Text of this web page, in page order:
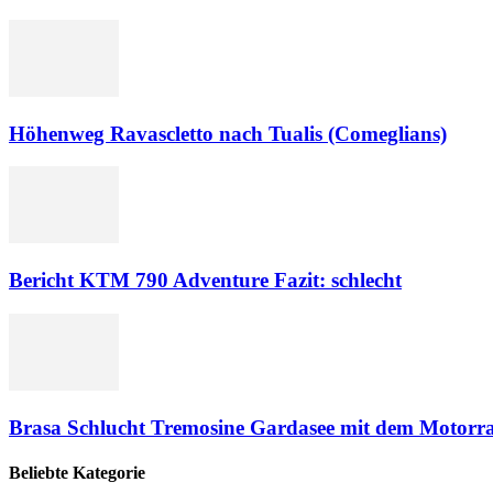
Höhenweg Ravascletto nach Tualis (Comeglians)
Bericht KTM 790 Adventure Fazit: schlecht
Brasa Schlucht Tremosine Gardasee mit dem
Beliebte Kategorie